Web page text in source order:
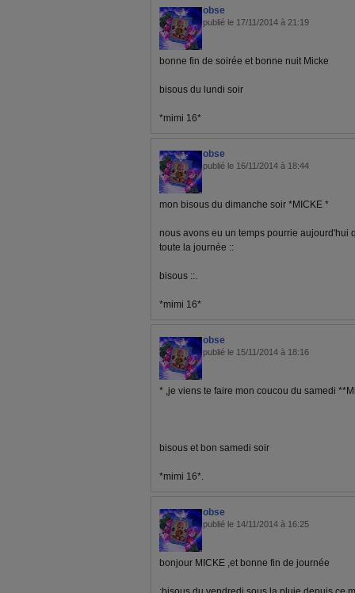
obse
publié le 17/11/2014 à 21:19
bonne fin de soirée et bonne nuit Micke
bisous du lundi soir
*mimi 16*
obse
publié le 16/11/2014 à 18:44
mon bisous du dimanche soir *MICKE *
nous avons eu un temps pourrie aujourd'hui
toute la journée ::
bisous ::.
*mimi 16*
obse
publié le 15/11/2014 à 18:16
* ,je viens te faire mon coucou du samedi
bisous et bon samedi soir
*mimi 16*.
obse
publié le 14/11/2014 à 16:25
bonjour MICKE ,et bonne fin de journée